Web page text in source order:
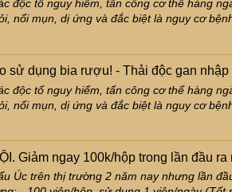
độc tố nguy hiểm, tấn công cơ thể hàng
nổi mụn, dị ứng và đắc biệt là nguy cơ
sử dụng bia rượu! - Thải độc gan nhập
độc tố nguy hiểm, tấn công cơ thể hàng
nổi mụn, dị ứng và đắc biệt là nguy cơ bệnh
Giảm ngay 100k/hộp trong lần đầu ra
Úc trên thị trường 2 năm nay nhưng lần